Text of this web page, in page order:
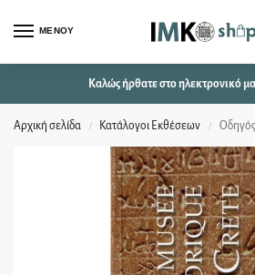
ΜΕΝΟΥ
Καλώς ήρθατε στο ηλεκτρονικό
Αρχική σελίδα / Κατάλογοι Εκθέσεων /